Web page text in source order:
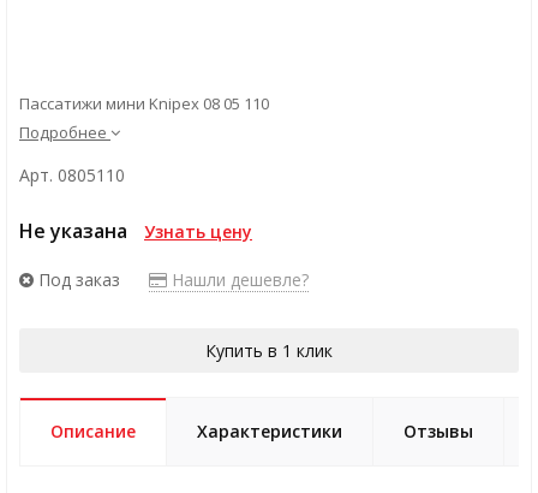
Пассатижи мини Knipex 08 05 110
Подробнее
Арт. 0805110
Не указана Узнать цену
Под заказ Нашли дешевле?
Купить в 1 клик
Описание Характеристики Отзывы